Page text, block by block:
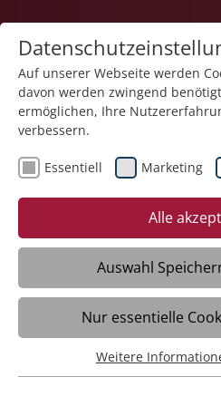
16.12.2025
Ein Schlüssel
Seele - Musik in
Betreuung von
mit Demenz
Wolfegg -
setzt im Domizil für
Auf unserer Webseite werden
davon werden zwingend
ermöglichen, Ihre
verbessern.
Essentiell Marketing
Alle
Auswahl
Nur essentielle
Essentiell
Essentielle Cookies werden
Weitere